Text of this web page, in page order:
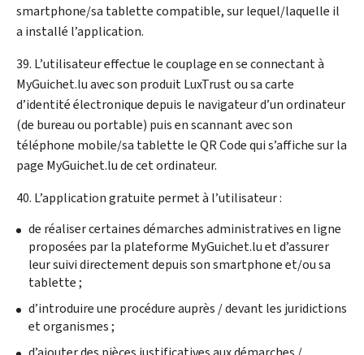
smartphone/sa tablette compatible, sur lequel/laquelle il
a installé l’application.
39. L’utilisateur effectue le couplage en se connectant à
MyGuichet.lu avec son produit LuxTrust ou sa carte
d’identité électronique depuis le navigateur d’un ordinateur
(de bureau ou portable) puis en scannant avec son
téléphone mobile/sa tablette le QR Code qui s’affiche sur la
page MyGuichet.lu de cet ordinateur.
40. L’application gratuite permet à l’utilisateur :
de réaliser certaines démarches administratives en ligne
proposées par la plateforme MyGuichet.lu et d’assurer
leur suivi directement depuis son smartphone et/ou sa
tablette ;
d’introduire une procédure auprès / devant les juridictions
et organismes ;